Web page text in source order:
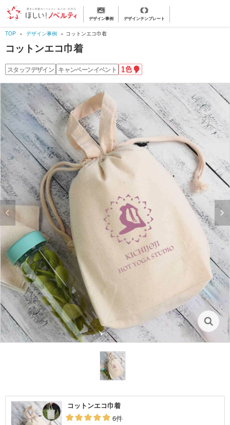
デザイン事例 デザインテンプレート
TOP デザイン事例 コットンエコ巾着
コットンエコ巾着
スタッフデザイン キャンペーンイベント 1
色
名
入
コットンエコ巾着
6件